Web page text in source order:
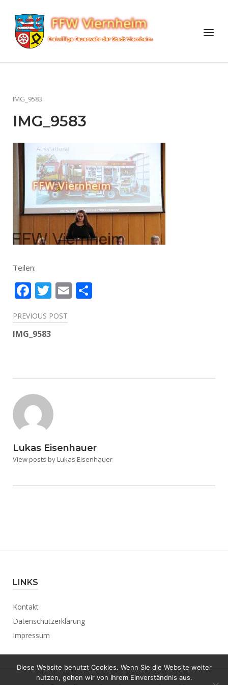
content
Home
Menu
IMG_9583
IMG_9583
Teilen:
Facebook
Twitter
Email
Beitragsnavigation
PREVIOUS POST
IMG_9583
Lukas Eisenhauer
View posts by Lukas Eisenhauer
LINKS
Kontakt
Datenschutzerklärung
Impressum
Diese Website benutzt Cookies. Wenn Sie die Website weiter
nutzen, gehen wir von Ihrem Einverständnis aus.